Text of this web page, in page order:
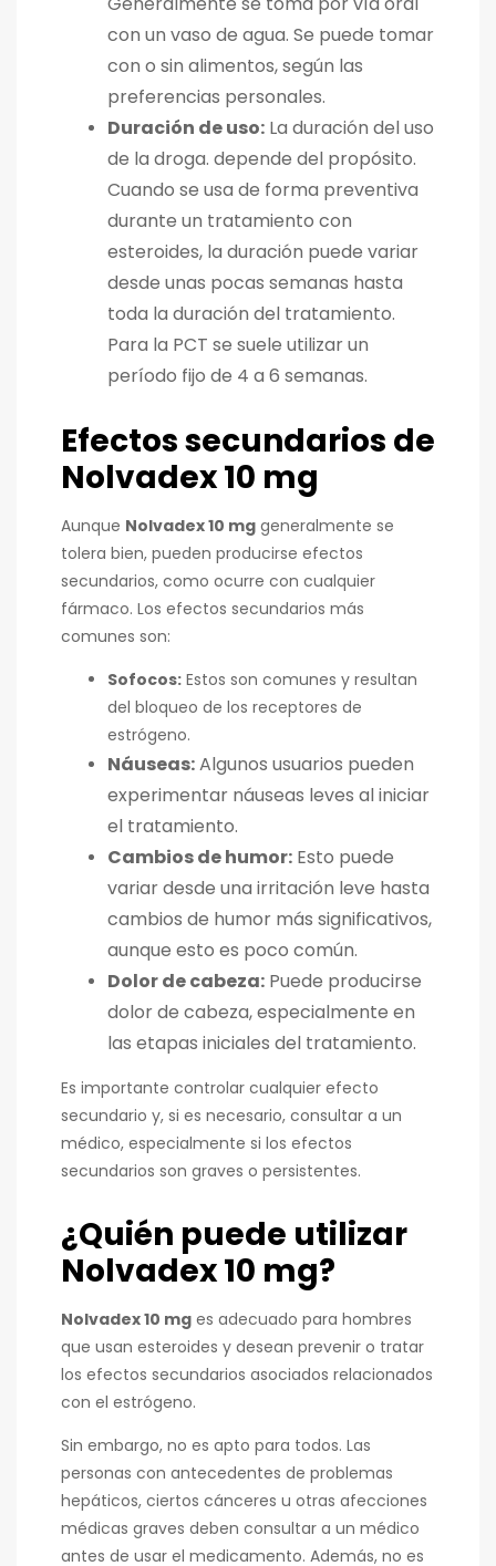
con un vaso de agua. Se puede tomar
con o sin alimentos, según las
preferencias personales.
Duración de uso: La duración del uso
de la droga. depende del propósito.
Cuando se usa de forma preventiva
durante un tratamiento con
esteroides, la duración puede variar
desde unas pocas semanas hasta
toda la duración del tratamiento.
Para la PCT se suele utilizar un
período fijo de 4 a 6 semanas.
Efectos secundarios de
Nolvadex 10 mg
Aunque Nolvadex 10 mg generalmente se
tolera bien, pueden producirse efectos
secundarios, como ocurre con cualquier
fármaco. Los efectos secundarios más
comunes son:
Sofocos: Estos son comunes y resultan
del bloqueo de los receptores de
estrógeno.
Náuseas:Algunos usuarios pueden
experimentar náuseas leves al iniciar
el tratamiento.
Cambios de humor: Esto puede
variar desde una irritación leve hasta
cambios de humor más significativos,
aunque esto es poco común.
Dolor de cabeza: Puede producirse
dolor de cabeza, especialmente en
las etapas iniciales del tratamiento.
Es importante controlar cualquier efecto
secundario y, si es necesario, consultar a un
médico, especialmente si los efectos
secundarios son graves o persistentes.
¿Quién puede utilizar
Nolvadex 10 mg?
Nolvadex 10 mg es adecuado para hombres
que usan esteroides y desean prevenir o tratar
los efectos secundarios asociados relacionados
con el estrógeno.
Sin embargo, no es apto para todos. Las
personas con antecedentes de problemas
hepáticos, ciertos cánceres u otras afecciones
médicas graves deben consultar a un médico
antes de usar el medicamento. Además, no es